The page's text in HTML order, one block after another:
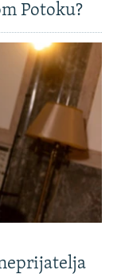
Potoku?